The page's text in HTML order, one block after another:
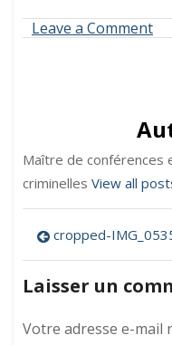
Leave a Commenton
Maître de conférences
criminelles View all
de
l’article
cropped-
Laisser un
Votre adresse e-mail